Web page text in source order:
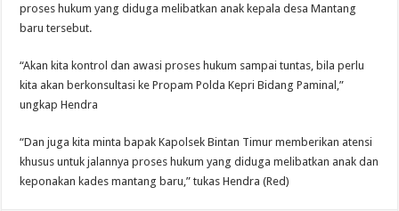
proses hukum yang diduga melibatkan anak kepala desa Mantang
baru tersebut.
“Akan kita kontrol dan awasi proses hukum sampai tuntas, bila perlu
kita akan berkonsultasi ke Propam Polda Kepri Bidang Paminal,”
ungkap Hendra
“Dan juga kita minta bapak Kapolsek Bintan Timur memberikan atensi
khusus untuk jalannya proses hukum yang diduga melibatkan anak dan
keponakan kades mantang baru,” tukas Hendra (Red)